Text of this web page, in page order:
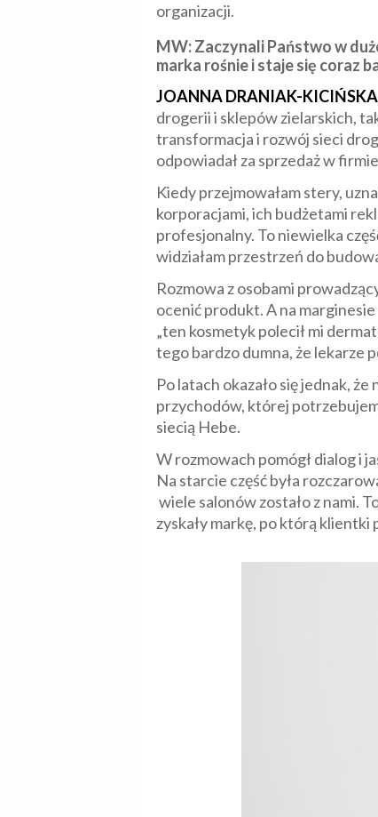
organizacji.
MW:Zaczynali Państwo w
marka rośnie i staje się coraz
JOANNA DRANIAK-
drogerii i sklepów zielarskich,
transformacja i rozwój sieci
odpowiadał za sprzedaż w
Kiedy przejmowałam stery,
korporacjami, ich budżetami
profesjonalny. To niewielka
widziałam przestrzeń do
Rozmowa z osobami
ocenić produkt. A na
„ten kosmetyk polecił mi
tego bardzo dumna, że lekarze
Po latach okazało się jednak,
przychodów, której
siecią Hebe.
W rozmowach pomógł dialog i
Na starcie część była
wiele salonów zostało z nami.
zyskały markę, po którą klientki